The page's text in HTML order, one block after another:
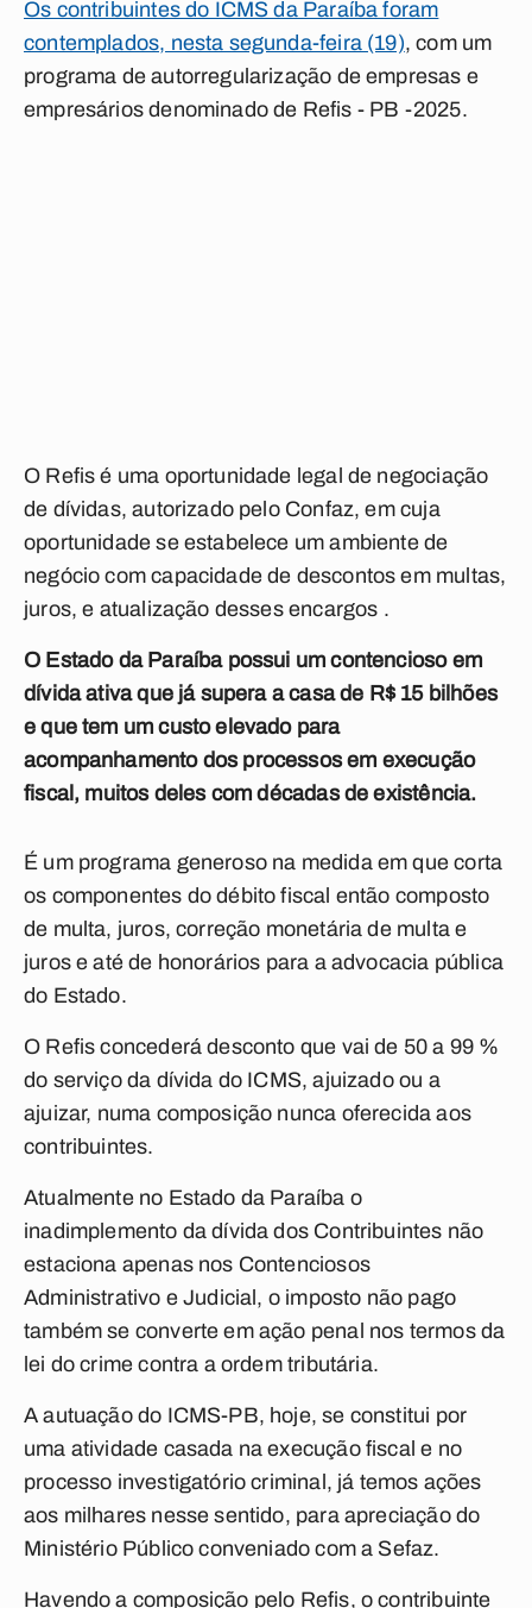
Os contribuintes do ICMS da Paraíba foram
contemplados, nesta segunda-feira (19), com um
programa de autorregularização de empresas e
empresários denominado de Refis - PB -2025.
O Refis é uma oportunidade legal de negociação
de dívidas, autorizado pelo Confaz, em cuja
oportunidade se estabelece um ambiente de
negócio com capacidade de descontos em multas,
juros, e atualização desses encargos .
O Estado da Paraíba possui um contencioso em
dívida ativa que já supera a casa de R$ 15 bilhões
e que tem um custo elevado para
acompanhamento dos processos em execução
fiscal, muitos deles com décadas de existência.
É um programa generoso na medida em que corta
os componentes do débito fiscal então composto
de multa, juros, correção monetária de multa e
juros e até de honorários para a advocacia pública
do Estado.
O Refis concederá desconto que vai de 50 a 99 %
do serviço da dívida do ICMS, ajuizado ou a
ajuizar, numa composição nunca oferecida aos
contribuintes.
Atualmente no Estado da Paraíba o
inadimplemento da dívida dos Contribuintes não
estaciona apenas nos Contenciosos
Administrativo e Judicial, o imposto não pago
também se converte em ação penal nos termos da
lei do crime contra a ordem tributária.
A autuação do ICMS-PB, hoje, se constitui por
uma atividade casada na execução fiscal e no
processo investigatório criminal, já temos ações
aos milhares nesse sentido, para apreciação do
Ministério Público conveniado com a Sefaz.
Havendo a composição pelo Refis, o contribuinte